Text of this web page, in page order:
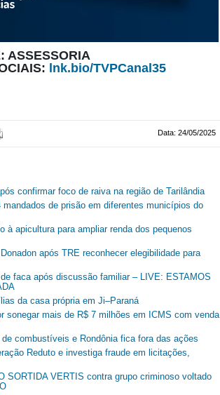
ASSESSORIA
lnk.bio/TVPCanal35
Data: 24/05/2025
confirmar foco de raiva na região de Tarilândia
mandados de prisão em diferentes municípios do
à apicultura para ampliar renda dos pequenos
após TRE reconhecer elegibilidade para
faca após discussão familiar – LIVE: ESTAMOS
da casa própria em Ji–Paraná
sonegar mais de R$ 7 milhões em ICMS com venda
combustíveis e Rondônia fica fora das ações
Reduto e investiga fraude em licitações,
SORTIDA VERTIS contra grupo criminoso voltado